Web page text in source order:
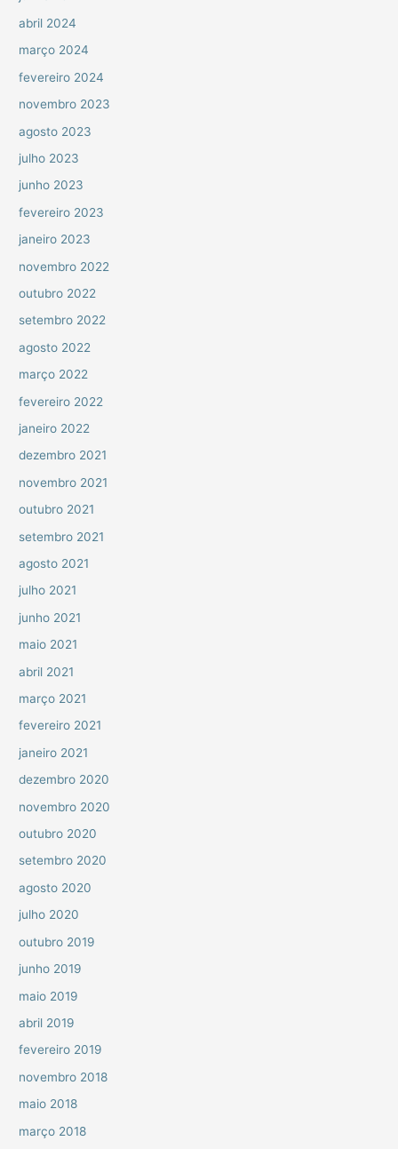
abril 2024
março 2024
fevereiro 2024
novembro 2023
agosto 2023
julho 2023
junho 2023
fevereiro 2023
janeiro 2023
novembro 2022
outubro 2022
setembro 2022
agosto 2022
março 2022
fevereiro 2022
janeiro 2022
dezembro 2021
novembro 2021
outubro 2021
setembro 2021
agosto 2021
julho 2021
junho 2021
maio 2021
abril 2021
março 2021
fevereiro 2021
janeiro 2021
dezembro 2020
novembro 2020
outubro 2020
setembro 2020
agosto 2020
julho 2020
outubro 2019
junho 2019
maio 2019
abril 2019
fevereiro 2019
novembro 2018
maio 2018
março 2018